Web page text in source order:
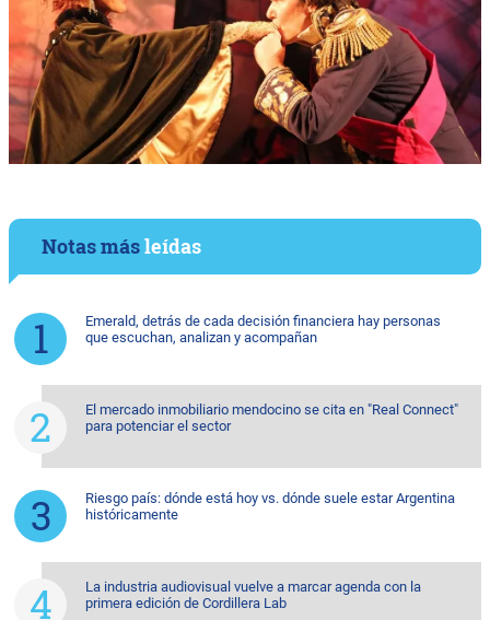
Notas másleídas
Emerald, detrás de cada decisión financiera hay personas
que escuchan, analizan y acompañan
El mercado inmobiliario mendocino se cita en "Real Connect"
para potenciar el sector
Riesgo país: dónde está hoy vs. dónde suele estar Argentina
históricamente
La industria audiovisual vuelve a marcar agenda con la
primera edición de Cordillera Lab